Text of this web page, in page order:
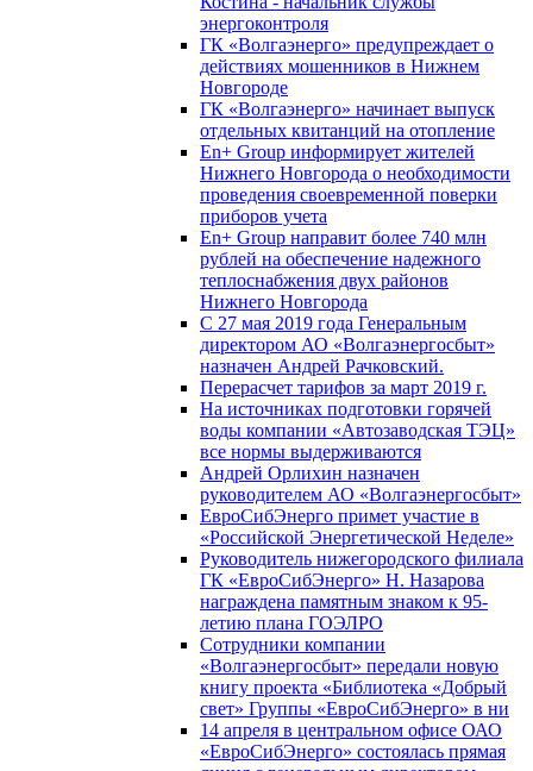
энергоконтроля
ГК «Волгаэнерго» предупреждает о
действиях мошенников в Нижнем
Новгороде
ГК «Волгаэнерго» начинает выпуск
отдельных квитанций на отопление
En+ Group информирует жителей
Нижнего Новгорода о необходимости
проведения своевременной поверки
приборов учета
En+ Group направит более 740 млн
рублей на обеспечение надежного
теплоснабжения двух районов
Нижнего Новгорода
С 27 мая 2019 года Генеральным
директором АО «Волгаэнергосбыт»
назначен Андрей Рачковский.
Перерасчет тарифов за март 2019 г.
На источниках подготовки горячей
воды компании «Автозаводская ТЭЦ»
все нормы выдерживаются
Андрей Орлихин назначен
руководителем АО «Волгаэнергосбыт»
ЕвроСибЭнерго примет участие в
«Российской Энергетической Неделе»
Руководитель нижегородского филиала
ГК «ЕвроСибЭнерго» Н. Назарова
награждена памятным знаком к 95-
летию плана ГОЭЛРО
Сотрудники компании
«Волгаэнергосбыт» передали новую
книгу проекта «Библиотека «Добрый
свет» Группы «ЕвроСибЭнерго» в ни
14 апреля в центральном офисе ОАО
«ЕвроСибЭнерго» состоялась прямая